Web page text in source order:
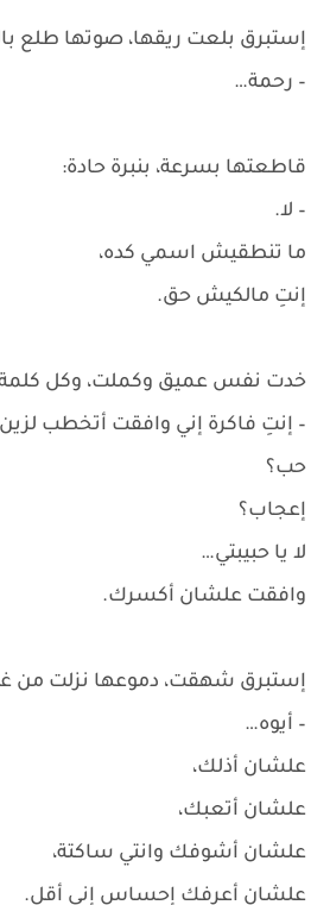
إستبرق بلعت ريقها، صوتها طلع
– رحمة…
قاطعتها بسرعة، بنبرة حادة:
– لا.
ما تنطقيش اسمي كده،
إنتِ مالكيش حق.
خدت نفس عميق وكملت، وكل
– إنتِ فاكرة إني وافقت أتخطب لزين
حب؟
إعجاب؟
لا يا حبيبتي…
وافقت علشان أكسرك.
إستبرق شهقت، دموعها نزلت من
– أيوه…
علشان أذلك،
علشان أتعبك،
علشان أشوفك وانتي ساكتة،
علشان أعرفك إحساس إني أقل.